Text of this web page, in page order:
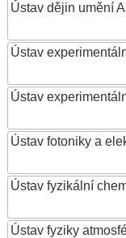
Ústav dějin umění
Ústav
Ústav
Ústav fotoniky a
Ústav fyzikální
Ústav fyziky